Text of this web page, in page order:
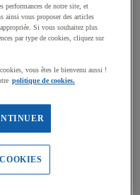
performances de notre site, et
ainsi vous proposer des articles
Si vous souhaitez plus
par type de cookies, cliquez sur
vous êtes le bienvenu aussi !
politique de cookies.